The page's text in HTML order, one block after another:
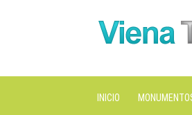
INICIO